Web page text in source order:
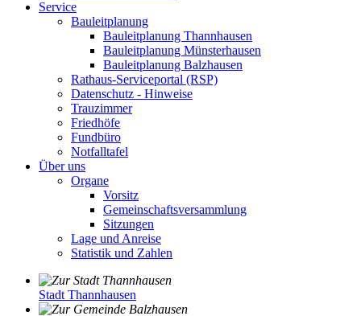
Service
Bauleitplanung
Bauleitplanung Thannhausen
Bauleitplanung Münsterhausen
Bauleitplanung Balzhausen
Rathaus-Serviceportal (RSP)
Datenschutz - Hinweise
Trauzimmer
Friedhöfe
Fundbüro
Notfalltafel
Über uns
Organe
Vorsitz
Gemeinschaftsversammlung
Sitzungen
Lage und Anreise
Statistik und Zahlen
Stadt Thannhausen